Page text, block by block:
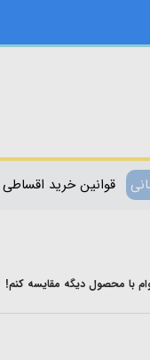
قوانین خرید اقساطی
با محصول دیگه مقایسه کنم!